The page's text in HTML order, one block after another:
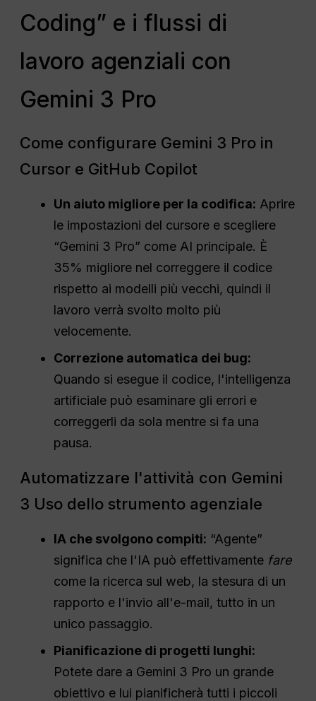
Coding” e i flussi di
lavoro agenziali con
Gemini 3 Pro
Come configurare Gemini 3 Pro in
Cursor e GitHub Copilot
Un aiuto migliore per la codifica: Aprire
le impostazioni del cursore e scegliere
“Gemini 3 Pro” come AI principale. È
35% migliore nel correggere il codice
rispetto ai modelli più vecchi, quindi il
lavoro verrà svolto molto più
velocemente.
Correzione automatica dei bug:
Quando si esegue il codice, l'intelligenza
artificiale può esaminare gli errori e
correggerli da sola mentre si fa una
pausa.
Automatizzare l'attività con Gemini
3 Uso dello strumento agenziale
IA che svolgono compiti: “Agente”
significa che l'IA può effettivamente fare
come la ricerca sul web, la stesura di un
rapporto e l'invio all'e-mail, tutto in un
unico passaggio.
Pianificazione di progetti lunghi:
Potete dare a Gemini 3 Pro un grande
obiettivo e lui pianificherà tutti i piccoli